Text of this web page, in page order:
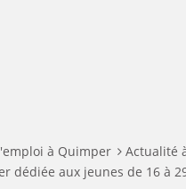
à Quimper
Actualité
dédiée aux jeunes de 16 à